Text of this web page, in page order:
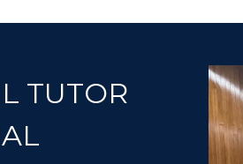
TUTOR